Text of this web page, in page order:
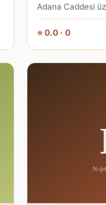
Adana Caddesi
Yazıcıoğlu
⭐ 0.0 · 0